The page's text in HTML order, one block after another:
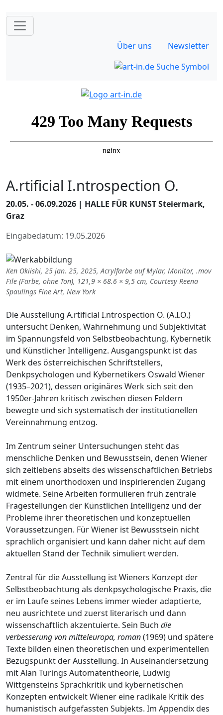
Über uns Newsletter
A.rtificial I.ntrospection O.
20.05. - 06.09.2026 | HALLE FÜR KUNST Steiermark,
Graz
Eingabedatum: 19.05.2026
Ken Okiishi, 25 jan. 25, 2025, Acrylfarbe auf Mylar, Monitor, .mov
File (Farbe, ohne Ton), 121,9 × 68.6 × 9,5 cm, Courtesy Reena
Spaulings Fine Art, New York
Die Ausstellung A.rtificial I.ntrospection O. (A.I.O.)
untersucht Denken, Wahrnehmung und Subjektivität
im Spannungsfeld von Selbstbeobachtung, Kybernetik
und Künstlicher Intelligenz. Ausgangspunkt ist das
Werk des österreichischen Schriftstellers,
Denkpsychologen und Kybernetikers Oswald Wiener
(1935–2021), dessen originäres Werk sich seit den
1950er-Jahren kritisch zwischen diesen Feldern
bewegte und sich systematisch der institutionellen
Vereinnahmung entzog.
Im Zentrum seiner Untersuchungen steht das
menschliche Denken und Bewusstsein, denen Wiener
sich zeitlebens abseits des wissenschaftlichen Betriebs
mit einem unorthodoxen und inspirierenden Zugang
widmete. Seine Arbeiten formulieren früh zentrale
Fragestellungen der Künstlichen Intelligenz und der
Probleme ihrer theoretischen und konzeptuellen
Voraussetzungen. Für Wiener ist Bewusstsein nicht
sprachlich organisiert und kann daher nicht auf dem
aktuellen Stand der Technik simuliert werden.
Zentral für die Ausstellung ist Wieners Konzept der
Selbstbeobachtung als denkpsychologische Praxis, die
er im Laufe seines Lebens immer wieder adaptierte,
neu ausrichtete und zuerst literarisch und dann
wissenschaftlich akzentuierte. Sein Buch die
verbesserung von mitteleuropa, roman(1969) und spätere
Texte bilden einen theoretischen und experimentellen
Bezugspunkt der Ausstellung. In Auseinandersetzung
mit Alan Turings Automatentheorie, Ludwig
Wittgensteins Sprachkritik und kybernetischen
Konzepten entwickelt Wiener eine radikale Kritik des
humanistisch aufgefassten Subjekts. Im Appendix des